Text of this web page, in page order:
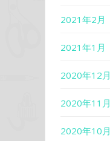
2021年2月
2021年1月
2020年12月
2020年11月
2020年10月